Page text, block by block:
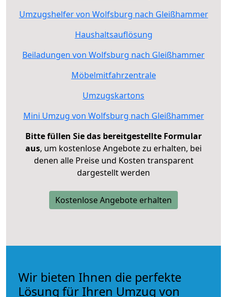
Umzugshelfer von Wolfsburg nach Gleißhammer
Haushaltsauflösung
Beiladungen von Wolfsburg nach Gleißhammer
Möbelmitfahrzentrale
Umzugskartons
Mini Umzug von Wolfsburg nach Gleißhammer
Bitte füllen Sie das bereitgestellte Formular
aus, um kostenlose Angebote zu erhalten, bei
denen alle Preise und Kosten transparent
dargestellt werden
Kostenlose Angebote erhalten
Wir bieten Ihnen die perfekte
Lösung für Ihren Umzug von